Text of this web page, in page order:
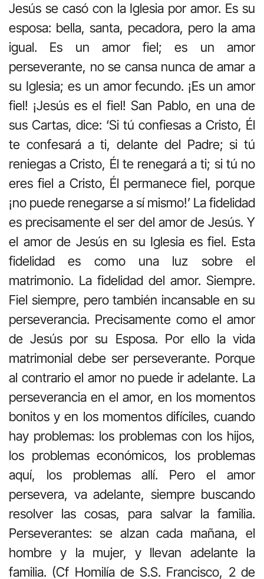
Jesús se casó con la Iglesia por amor. Es su
esposa: bella, santa, pecadora, pero la ama
igual. Es un amor fiel; es un amor
perseverante, no se cansa nunca de amar a
su Iglesia; es un amor fecundo. ¡Es un amor
fiel! ¡Jesús es el fiel! San Pablo, en una de
sus Cartas, dice: ‘Si tú confiesas a Cristo, Él
te confesará a ti, delante del Padre; si tú
reniegas a Cristo, Él te renegará a ti; si tú no
eres fiel a Cristo, Él permanece fiel, porque
¡no puede renegarse a sí mismo!’ La fidelidad
es precisamente el ser del amor de Jesús. Y
el amor de Jesús en su Iglesia es fiel. Esta
fidelidad es como una luz sobre el
matrimonio. La fidelidad del amor. Siempre.
Fiel siempre, pero también incansable en su
perseverancia. Precisamente como el amor
de Jesús por su Esposa. Por ello la vida
matrimonial debe ser perseverante. Porque
al contrario el amor no puede ir adelante. La
perseverancia en el amor, en los momentos
bonitos y en los momentos difíciles, cuando
hay problemas: los problemas con los hijos,
los problemas económicos, los problemas
aquí, los problemas allí. Pero el amor
persevera, va adelante, siempre buscando
resolver las cosas, para salvar la familia.
Perseverantes: se alzan cada mañana, el
hombre y la mujer, y llevan adelante la
familia. (Cf Homilía de S.S. Francisco, 2 de